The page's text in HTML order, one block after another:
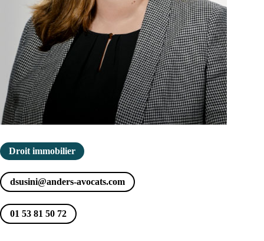
Droit immobilier
dsusini@anders-avocats.com
01 53 81 50 72